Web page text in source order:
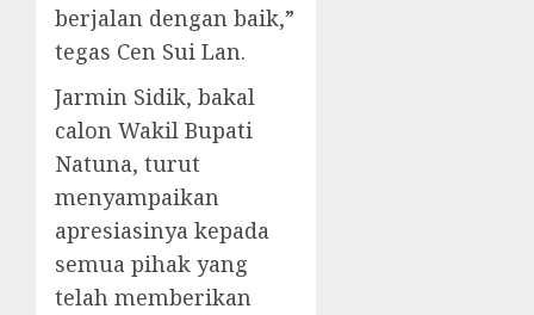
berjalan dengan baik,”
tegas Cen Sui Lan.
Jarmin Sidik, bakal
calon Wakil Bupati
Natuna, turut
menyampaikan
apresiasinya kepada
semua pihak yang
telah memberikan